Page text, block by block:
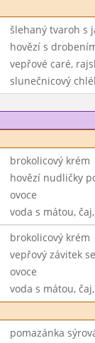
šlehaný tvaroh s
hovězí s
vepřové caré,
slunečnicový
brokolicový krém
hovězí nudličky
ovoce
voda s mátou,
brokolicový krém
vepřový závitek
ovoce
voda s mátou,
pomazánka